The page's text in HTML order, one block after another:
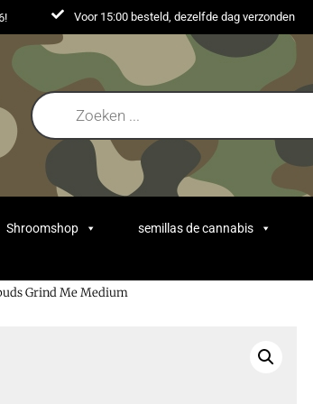
Voor 15:00 besteld, dezelfde dag verzonden
Shroomshop semillas de cannabis
Grind Me Medium